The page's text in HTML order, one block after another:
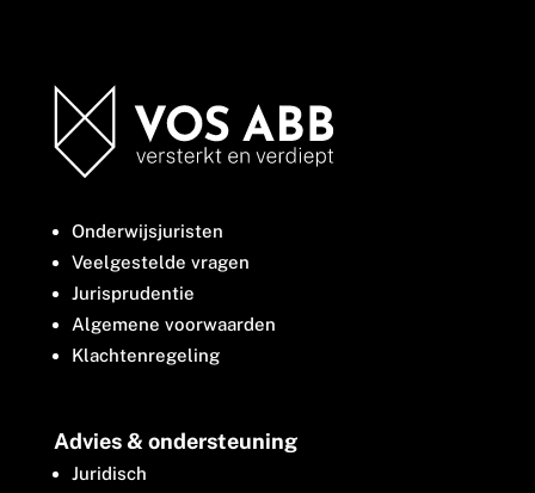
Onderwijsjuristen
Veelgestelde vragen
Jurisprudentie
Algemene voorwaarden
Klachtenregeling
Advies & ondersteuning
Juridisch